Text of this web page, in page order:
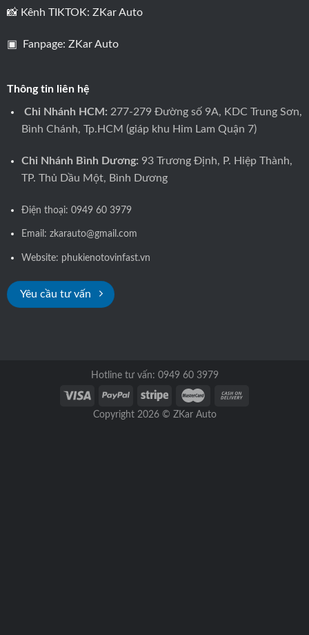
📸 Kênh TIKTOK: ZKar Auto
▣ Fanpage: ZKar Auto
Thông tin liên hệ
Chi Nhánh HCM: 277-279 Đường số 9A, KDC Trung Sơn,
Bình Chánh, Tp.HCM (giáp khu Him Lam Quận 7)
Chi Nhánh Bình Dương: 93 Trương Định, P. Hiệp Thành,
TP. Thủ Dầu Một, Bình Dương
Điện thoại: 0949 60 3979
Email: zkarauto@gmail.com
Website: phukienotovinfast.vn
Yêu cầu tư vấn
Hotline tư vấn: 0949 60 3979
Copyright 2026 © ZKar Auto